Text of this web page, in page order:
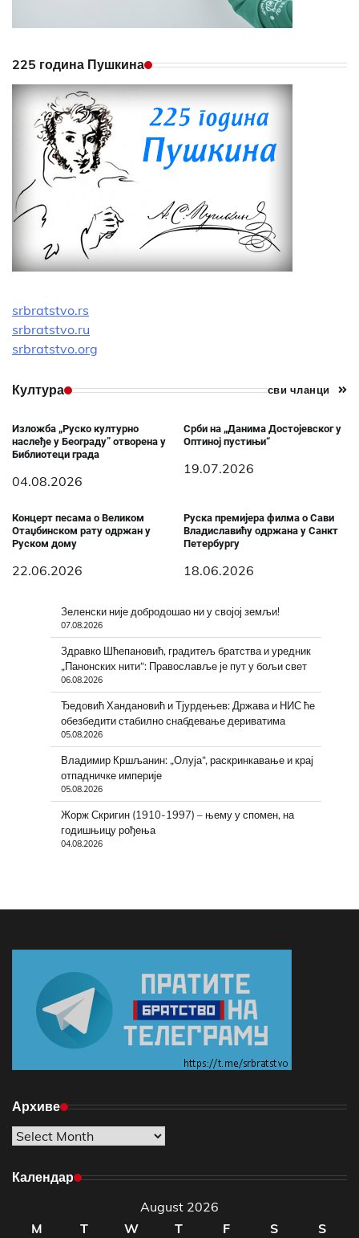
225 година Пушкина
srbratstvo.rs
srbratstvo.ru
srbratstvo.org
Култура сви чланци
Изложба „Руско културно
наслеђе у Београду” отворена у
Библиотеци града
04.08.2026
Срби на „Данима Достојевског у
Оптиној пустињи“
19.07.2026
Концерт песама о Великом
Отаџбинском рату одржан у
Руском дому
22.06.2026
Руска премијера филма о Сави
Владиславићу одржана у Санкт
Петербургу
18.06.2026
Зеленски није добродошао ни у својој земљи!
07.08.2026
Здравко Шћепановић, градитељ братства и уредник
„Панонских нити“: Православље је пут у бољи свет
06.08.2026
Ђедовић Хандановић и Тјурдењев: Држава и НИС ће
обезбедити стабилно снабдевање дериватима
05.08.2026
Владимир Кршљанин: „Олуја“, раскринкавање и крај
отпадничке империје
05.08.2026
Жорж Скригин (1910-1997) – њему у спомен, на
годишњицу рођења
04.08.2026
Архиве
Архиве
Календар
August 2026
M
T W T F S
S